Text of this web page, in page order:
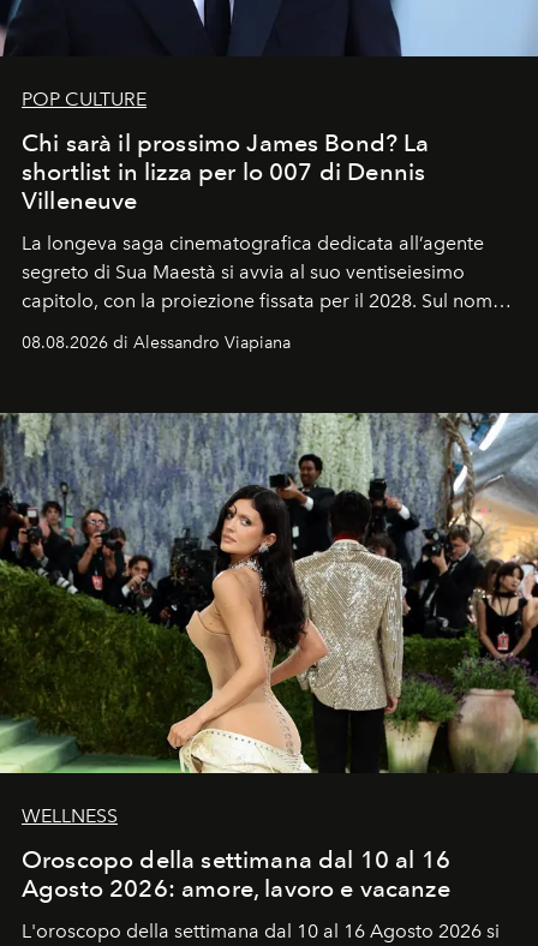
POP CULTURE
Chi sarà il prossimo James Bond? La
shortlist in lizza per lo 007 di Dennis
Villeneuve
La longeva saga cinematografica dedicata all’agente
segreto di Sua Maestà si avvia al suo ventiseiesimo
capitolo, con la proiezione fissata per il 2028. Sul nome
Craig, però, regna ancora il più assoluto riserbo.
08.08.2026 di Alessandro Viapiana
WELLNESS
Oroscopo della settimana dal 10 al 16
Agosto 2026: amore, lavoro e vacanze
L'oroscopo della settimana dal 10 al 16 Agosto 2026 si